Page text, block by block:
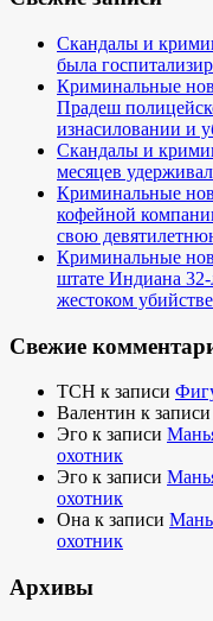
Скандалы и
была
Криминальные
Прадеш
изнасиловании и
Скандалы и
месяцев
Криминальные
кофейной
свою
Криминальные
штате Индиана
жестоком
Свежие
TCH к записи
Валентин к записи
Эго к записи
охотник
Эго к записи
охотник
Она к записи
охотник
Архивы